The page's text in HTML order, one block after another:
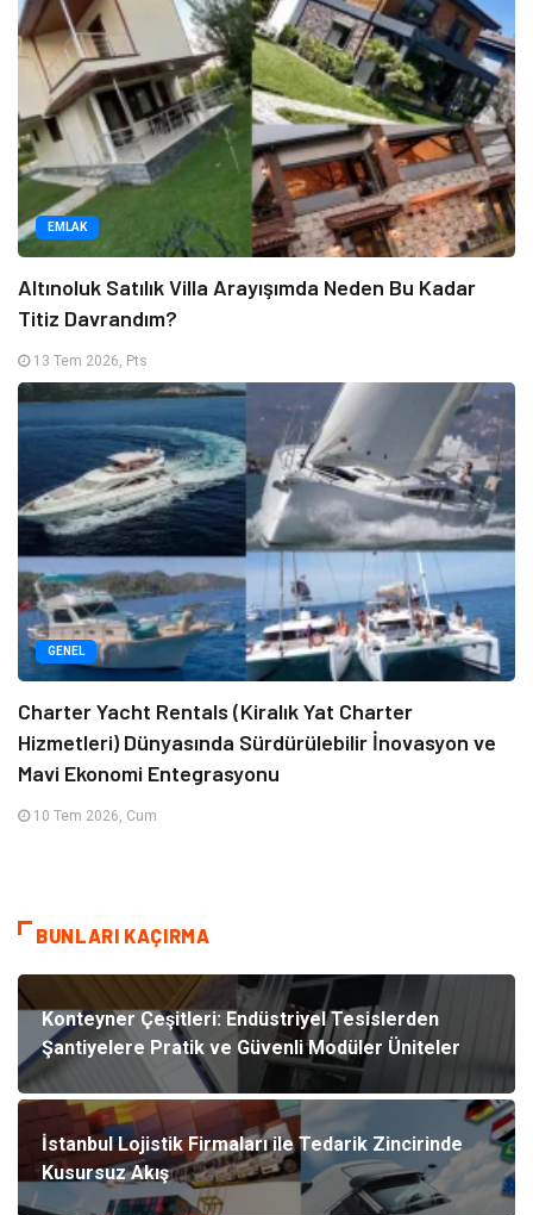
EMLAK
Altınoluk Satılık Villa Arayışımda Neden Bu Kadar
Titiz Davrandım?
13 Tem 2026, Pts
GENEL
Charter Yacht Rentals (Kiralık Yat Charter
Hizmetleri) Dünyasında Sürdürülebilir İnovasyon ve
Mavi Ekonomi Entegrasyonu
10 Tem 2026, Cum
BUNLARI KAÇIRMA
Konteyner Çeşitleri: Endüstriyel Tesislerden
Şantiyelere Pratik ve Güvenli Modüler Üniteler
İstanbul Lojistik Firmaları ile Tedarik Zincirinde
Kusursuz Akış